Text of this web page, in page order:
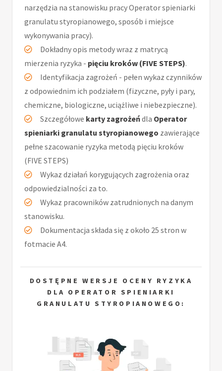
narzędzia na stanowisku pracy Operator spieniarki
granulatu styropianowego, sposób i miejsce
wykonywania pracy).
Dokładny opis metody wraz z matrycą
mierzenia ryzyka - pięciu kroków (FIVE STEPS).
Identyfikacja zagrożeń - pełen wykaz czynników
z odpowiednim ich podziałem (fizyczne, pyły i pary,
chemiczne, biologiczne, uciążliwe i niebezpieczne).
Szczegółowe karty zagrożeńdla Operator
spieniarki granulatu styropianowego zawierające
pełne szacowanie ryzyka metodą pięciu kroków
(FIVE STEPS)
Wykaz działań korygujących zagrożenia oraz
odpowiedzialności za to.
Wykaz pracowników zatrudnionych na danym
stanowisku.
Dokumentacja składa się z około 25 stron w
fotmacie A4.
DOSTĘPNE WERSJE OCENY RYZYKA
DLA OPERATOR SPIENIARKI
GRANULATU STYROPIANOWEGO: